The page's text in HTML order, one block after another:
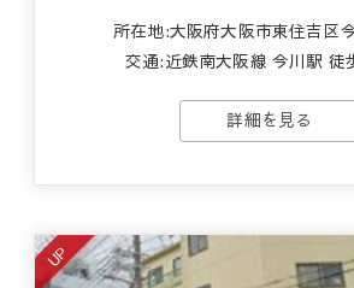
所在地:大阪府大阪市東住吉区
交通:近鉄南大阪線 今川駅 徒
詳細を見る
UP